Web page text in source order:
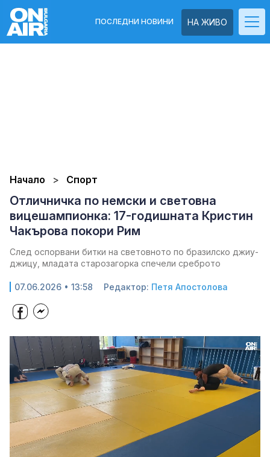
НА ЖИВО
ПОСЛЕДНИ НОВИНИ
Начало Спорт
Отличничка по немски и световна
вицешампионка: 17-годишната Кристин
Чакърова покори Рим
След оспорвани битки на световното по бразилско джиу-
джицу, младата старозагорка спечели среброто
07.06.2026 • 13:58 Редактор: Петя Апостолова